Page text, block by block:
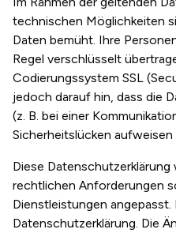
technischen Möglichkeiten
Daten bemüht. Ihre
Regel verschlüsselt
Codierungssystem SSL
jedoch darauf hin, dass die
(z. B. bei einer
Sicherheitslücken aufweisen
Diese
rechtlichen Anforderungen
Dienstleistungen angepasst.
Datenschutzerklärung. Die